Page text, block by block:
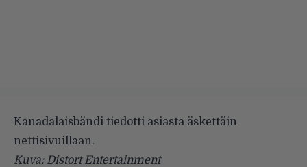
Kanadalaisbändi tiedotti asiasta äskettäin
nettisivuillaan.
Kuva: Distort Entertainment